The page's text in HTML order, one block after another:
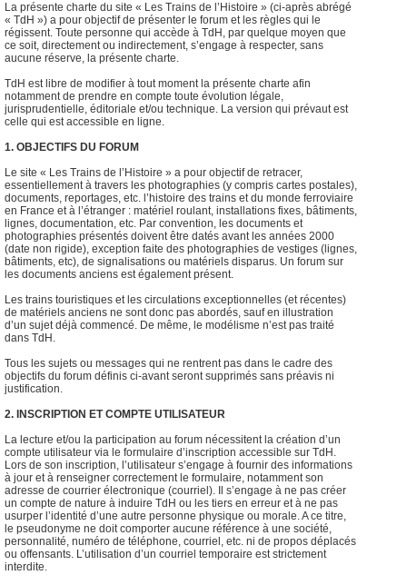
La présente charte du site « Les Trains de l’Histoire » (ci-après abrégé
« TdH ») a pour objectif de présenter le forum et les règles qui le
régissent. Toute personne qui accède à TdH, par quelque moyen que
ce soit, directement ou indirectement, s’engage à respecter, sans
aucune réserve, la présente charte.
TdH est libre de modifier à tout moment la présente charte afin
notamment de prendre en compte toute évolution légale,
jurisprudentielle, éditoriale et/ou technique. La version qui prévaut est
celle qui est accessible en ligne.
1. OBJECTIFS DU FORUM
Le site « Les Trains de l’Histoire » a pour objectif de retracer,
essentiellement à travers les photographies (y compris cartes postales),
documents, reportages, etc. l’histoire des trains et du monde ferroviaire
en France et à l’étranger : matériel roulant, installations fixes, bâtiments,
lignes, documentation, etc. Par convention, les documents et
photographies présentés doivent être datés avant les années 2000
(date non rigide), exception faite des photographies de vestiges (lignes,
bâtiments, etc), de signalisations ou matériels disparus. Un forum sur
les documents anciens est également présent.
Les trains touristiques et les circulations exceptionnelles (et récentes)
de matériels anciens ne sont donc pas abordés, sauf en illustration
d’un sujet déjà commencé. De même, le modélisme n’est pas traité
dans TdH.
Tous les sujets ou messages qui ne rentrent pas dans le cadre des
objectifs du forum définis ci-avant seront supprimés sans préavis ni
justification.
2. INSCRIPTION ET COMPTE UTILISATEUR
La lecture et/ou la participation au forum nécessitent la création d’un
compte utilisateur via le formulaire d’inscription accessible sur TdH.
Lors de son inscription, l’utilisateur s’engage à fournir des informations
à jour et à renseigner correctement le formulaire, notamment son
adresse de courrier électronique (courriel). Il s’engage à ne pas créer
un compte de nature à induire TdH ou les tiers en erreur et à ne pas
usurper l’identité d’une autre personne physique ou morale. A ce titre,
le pseudonyme ne doit comporter aucune référence à une société,
personnalité, numéro de téléphone, courriel, etc. ni de propos déplacés
ou offensants. L’utilisation d’un courriel temporaire est strictement
interdite.